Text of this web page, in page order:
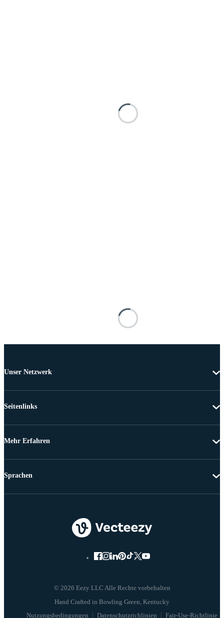
Unser Netzwerk
Seitenlinks
Mehr Erfahren
© 2026 Eezy LLC Alle Rechte vorbehalten
Nutzungsbedingungen Datenschutzrichlinien Fair-Use-Richtlinie
Sprachen